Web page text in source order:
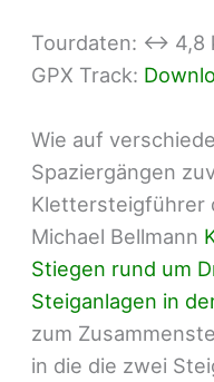
Tourdaten: ↔ 4,8
GPX Track:
Wie auf
Spaziergängen
Klettersteigführer
Michael Bellmann
Stiegen rund um
Steiganlagen in
zum
in die die zwei